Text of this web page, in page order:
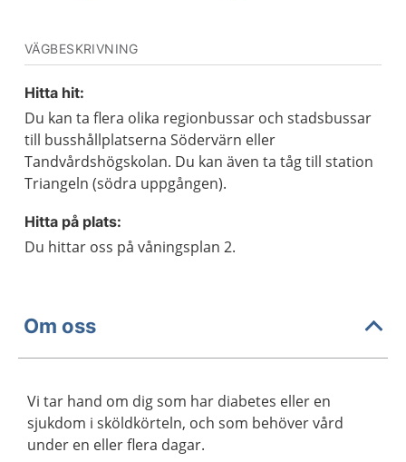
VÄGBESKRIVNING
Hitta hit:
Du kan ta flera olika regionbussar och stadsbussar
till busshållplatserna Södervärn eller
Tandvårdshögskolan. Du kan även ta tåg till station
Triangeln (södra uppgången).
Hitta på plats:
Du hittar oss på våningsplan 2.
Om oss
Vi tar hand om dig som har diabetes eller en
sjukdom i sköldkörteln, och som behöver vård
under en eller flera dagar.